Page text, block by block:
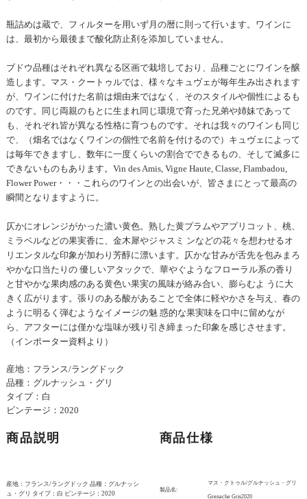
瓶詰めは蔵で、フィルターを用いず月の暦に則って行います。ワインに
は、最初から最後まで酸化防止剤を添加していません。
ブドウ品種はそれぞれ異なる区画で栽培しており、品種ごとにワインを醸
造します。マス・クートゥルでは、様々なキュヴェが毎年生み出されます
が、ワインに付けた名前は畑由来ではなく、そのスタイルや個性によるも
のです。同じ両親のもとに生まれ同じ環境で育った兄弟や姉妹であって
も、それぞれ皆が異なる性格に育つものです。それは我々のワインも同じ
で、（畑名ではなくワインの個性で名前を付けるので）キュヴェによって
は毎年できますし、数年に一度くらいの割合でできるもの、そして滅多に
できないものもあります。Vin des Amis, Vigne Haute, Classe, Flambadou,
Flower Power・・・これらのワインとの出会いが、皆さまにとって最高の
瞬間となりますように。
仄かにオレンジがかった濃い黄色。熟した黄プラムやアプリコット、桃、
ミラベルなどの果実香に、金木犀やジャスミ ンなどの花々を想わせるオ
リエンタルな印象が加わり芳醇に漂います。仄かな甘みが舌先を包みまろ
やかな口当たりの 優しいアタックで、華やぐようなフローラル系の香り
と甘やかな果肉感のある黄色い果実の風味が絡み合い、膨らむよ うに大
きく広がります。張りのある酸があることで全体に軽やかさを与え、春の
ように明るく弾むようなイメージの魅 惑的な果実味を口中に留めなが
ら、アフターには僅かな塩味が残り引き締まった印象を感じさせます。
（インポーター資料より）
産地：フランス/ラングドック
品種：グルナッシュ・グリ
タイプ：白
ビンテージ：2020
商品説明
産地：フランス/ラングドック 品種：グルナッシ
ュ・グリ タイプ：白 ビンテージ：2020
商品仕様
製品名:
マス・クトゥル/グルナッシュ・グリ
Grenache Gris2020